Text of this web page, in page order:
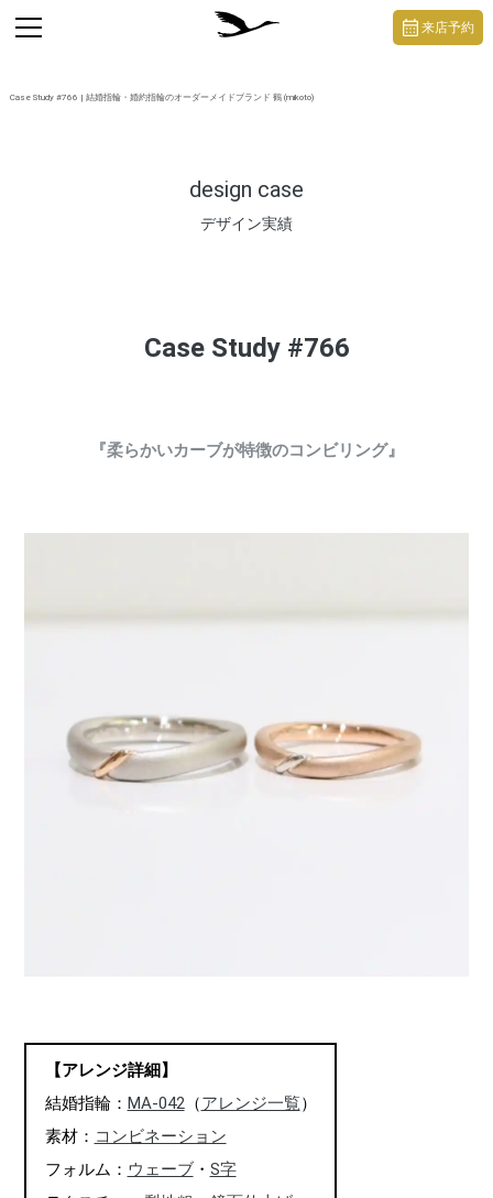
Case Study #766 | 結婚指輪・婚約指輪のオーダーメイドブランド 鶴 (mikoto)
design case
デザイン実績
toggle
navigation
来店予約
Case Study #766
『柔らかいカーブが特徴のコンビリング』
【アレンジ詳細】
結婚指輪： MA-042（アレンジ一覧）
素材： コンビネーション
フォルム： ウェーブ・ S字